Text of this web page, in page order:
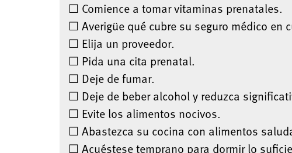
☐ Comience a tomar vitaminas prenatales.
☐ Averigüe qué cubre su seguro médico
☐ Elija un proveedor.
☐ Pida una cita prenatal.
☐ Deje de fumar.
☐ Deje de beber alcohol y reduzca
☐ Evite los alimentos nocivos.
☐ Abastezca su cocina con alimentos
☐ Acuéstese temprano para dormir lo